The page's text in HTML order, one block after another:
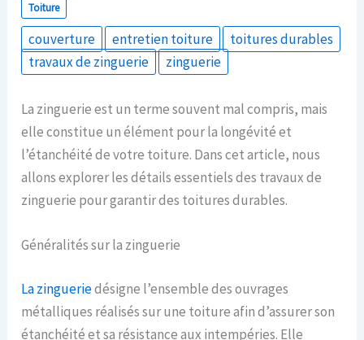
Toiture
couverture entretien toiture
toitures durables
travaux de zinguerie
zinguerie
La zinguerie est un terme souvent mal compris, mais
elle constitue un élément pour la longévité et
l’étanchéité de votre toiture. Dans cet article, nous
allons explorer les détails essentiels des travaux de
zinguerie pour garantir des toitures durables.
Généralités sur la zinguerie
La zingueriedésigne l’ensemble des ouvrages
métalliques réalisés sur une toiture afin d’assurer son
étanchéité et sa résistance aux intempéries. Elle